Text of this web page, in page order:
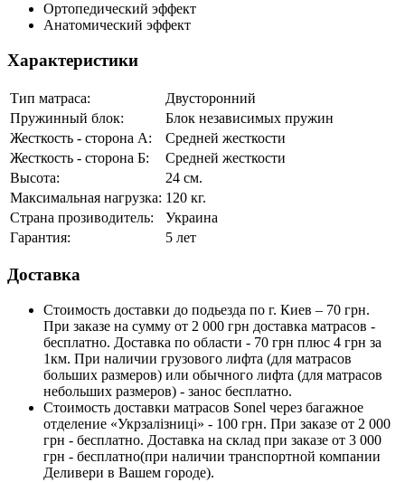
Ортопедический эффект
Анатомический эффект
Характеристики
Тип матраса:
Двусторонний
Пружинный блок:
Блок независимых пружин
Жесткость - сторона А:
Средней жесткости
Жесткость - сторона Б:
Средней жесткости
Высота:
24 см.
Максимальная нагрузка: 120 кг.
Страна прозиводитель:
Украина
Гарантия:
5 лет
Доставка
Стоимость доставки до подьезда по г. Киев – 70 грн.
При заказе на сумму от 2 000 грн доставка матрасов -
бесплатно. Доставка по области - 70 грн плюс 4 грн за
1км. При наличии грузового лифта (для матрасов
больших размеров) или обычного лифта (для матрасов
небольших размеров) - занос бесплатно.
Стоимость доставки матрасов Sonel через багажное
отделение «Укрзалізниці» - 100 грн. При заказе от 2 000
грн - бесплатно. Доставка на склад при заказе от 3 000
грн - бесплатно(при наличии транспортной компании
Деливери в Вашем городе).